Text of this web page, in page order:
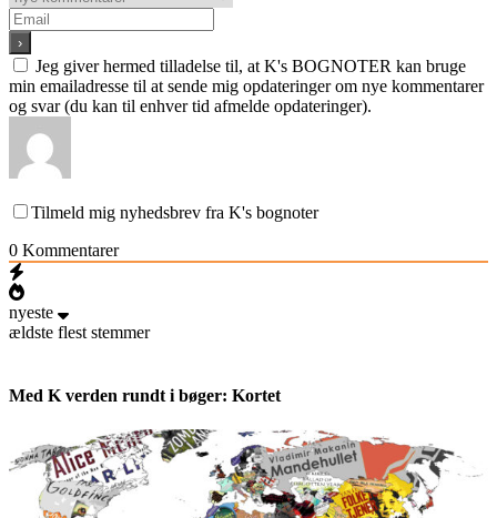
Jeg giver hermed tilladelse til, at K's BOGNOTER kan bruge
min emailadresse til at sende mig opdateringer om nye kommentarer
og svar (du kan til enhver tid afmelde opdateringer).
Tilmeld mig nyhedsbrev fra K's bognoter
0 Kommentarer
nyeste
ældste flest stemmer
Med K verden rundt i bøger: Kortet